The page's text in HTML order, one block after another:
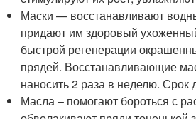
Маски — восстанавливают
придают им здоровый
быстрой регенерации
прядей. Восстанавливающие
наносить 2 раза в неделю. Срок
Масла – помогают бороться с